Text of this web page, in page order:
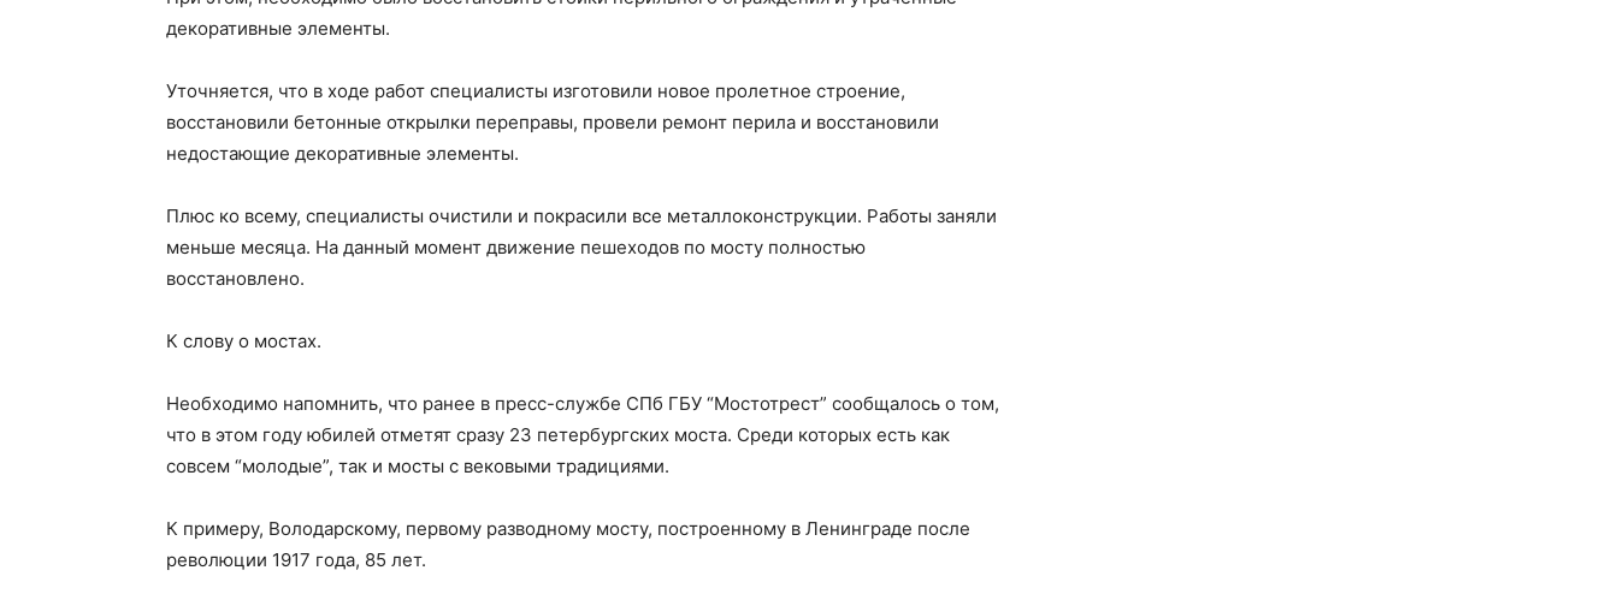
декоративные элементы.
Уточняется, что в ходе работ специалисты изготовили новое пролетное строение,
восстановили бетонные открылки переправы, провели ремонт перила и восстановили
недостающие декоративные элементы.
Плюс ко всему, специалисты очистили и покрасили все металлоконструкции. Работы заняли
меньше месяца. На данный момент движение пешеходов по мосту полностью
восстановлено.
К слову о мостах.
Необходимо напомнить, что ранее в пресс-службе СПб ГБУ “Мостотрест” сообщалось о том,
что в этом году юбилей отметят сразу 23 петербургских моста. Среди которых есть как
совсем “молодые”, так и мосты с вековыми традициями.
К примеру, Володарскому, первому разводному мосту, построенному в Ленинграде после
революции 1917 года, 85 лет.